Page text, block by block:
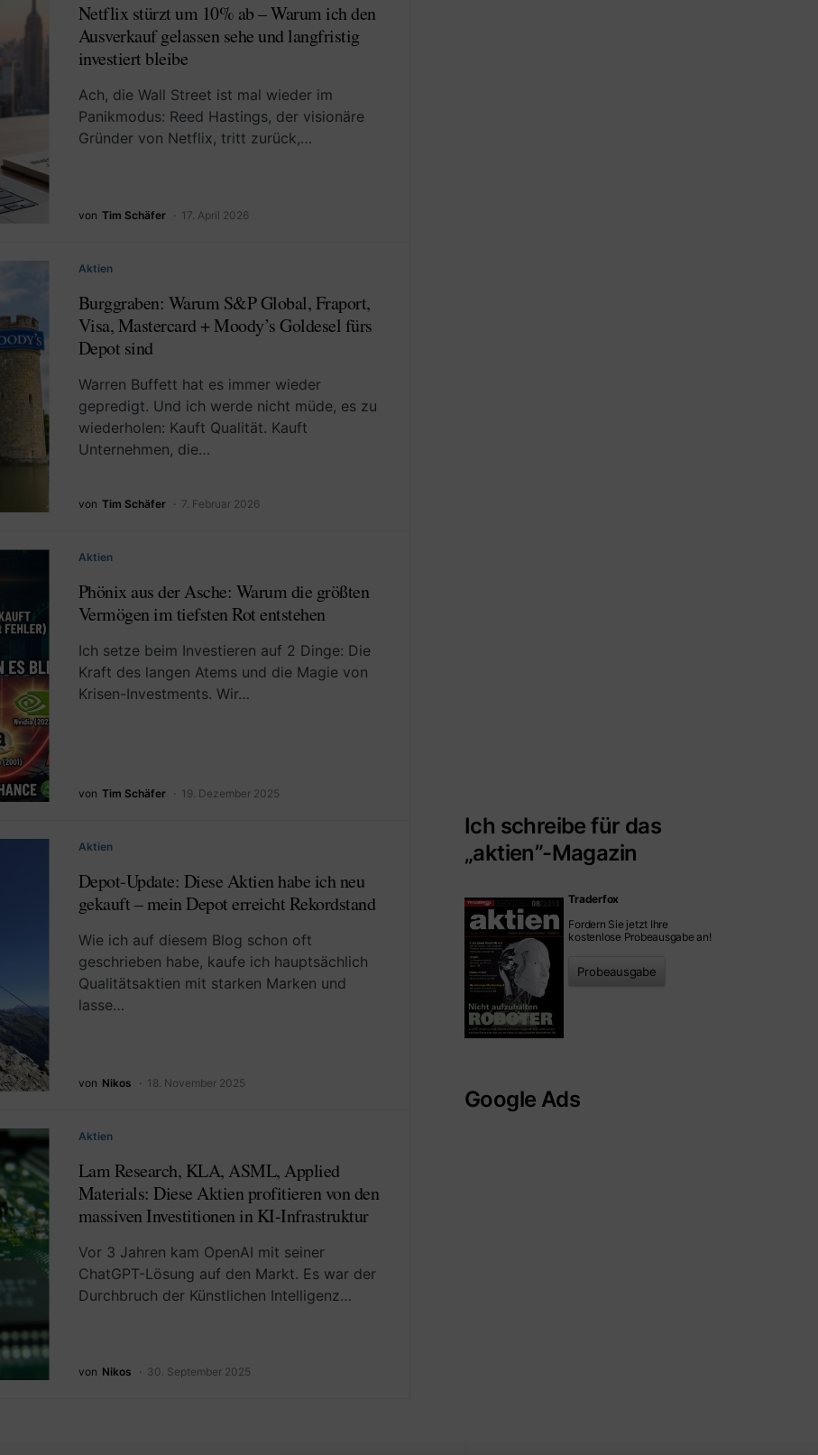
Netflix stürzt um 10% ab – Warum ich den
Ausverkauf gelassen sehe und langfristig
investiert bleibe
Ach, die Wall Street ist mal wieder im
Panikmodus: Reed Hastings, der visionäre
Gründer von Netflix, tritt zurück,…
von Tim Schäfer 17. April 2026
Aktien
Burggraben: Warum S&P Global, Fraport,
Visa, Mastercard + Moody’s Goldesel fürs
Depot sind
Warren Buffett hat es immer wieder
gepredigt. Und ich werde nicht müde, es zu
wiederholen: Kauft Qualität. Kauft
Unternehmen, die…
von Tim Schäfer 7. Februar 2026
Aktien
Phönix aus der Asche: Warum die größten
Vermögen im tiefsten Rot entstehen
Ich setze beim Investieren auf 2 Dinge: Die
Kraft des langen Atems und die Magie von
Krisen-Investments. Wir…
von Tim Schäfer 19. Dezember 2025
Aktien
Depot-Update: Diese Aktien habe ich neu
gekauft – mein Depot erreicht Rekordstand
Wie ich auf diesem Blog schon oft
geschrieben habe, kaufe ich hauptsächlich
Qualitätsaktien mit starken Marken und
lasse…
von Nikos 18. November 2025
Aktien
Lam Research, KLA, ASML, Applied
Materials: Diese Aktien profitieren von den
massiven Investitionen in KI-Infrastruktur
Vor 3 Jahren kam OpenAI mit seiner
ChatGPT-Lösung auf den Markt. Es war der
Durchbruch der Künstlichen Intelligenz…
von Nikos 30. September 2025
Ich schreibe für das
„aktien”-Magazin
Traderfox
Fordern Sie jetzt Ihre
kostenlose Probeausgabe an!
Probeausgabe
Google Ads